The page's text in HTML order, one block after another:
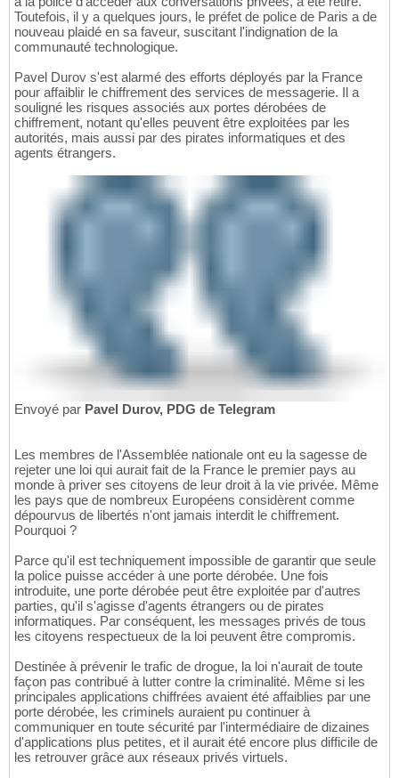
Toutefois, il y a quelques jours, le préfet de police de Paris a de
nouveau plaidé en sa faveur, suscitant l'indignation de la
communauté technologique.
Pavel Durov s'est alarmé des efforts déployés par la France
pour affaiblir le chiffrement des services de messagerie. Il a
souligné les risques associés aux portes dérobées de
chiffrement, notant qu'elles peuvent être exploitées par les
autorités, mais aussi par des pirates informatiques et des
agents étrangers.
Envoyé par Pavel Durov, PDG de Telegram
Les membres de l'Assemblée nationale ont eu la sagesse de
rejeter une loi qui aurait fait de la France le premier pays au
monde à priver ses citoyens de leur droit à la vie privée. Même
les pays que de nombreux Européens considèrent comme
dépourvus de libertés n'ont jamais interdit le chiffrement.
Pourquoi ?
Parce qu'il est techniquement impossible de garantir que seule
la police puisse accéder à une porte dérobée. Une fois
introduite, une porte dérobée peut être exploitée par d'autres
parties, qu'il s'agisse d'agents étrangers ou de pirates
informatiques. Par conséquent, les messages privés de tous
les citoyens respectueux de la loi peuvent être compromis.
Destinée à prévenir le trafic de drogue, la loi n'aurait de toute
façon pas contribué à lutter contre la criminalité. Même si les
principales applications chiffrées avaient été affaiblies par une
porte dérobée, les criminels auraient pu continuer à
communiquer en toute sécurité par l'intermédiaire de dizaines
d'applications plus petites, et il aurait été encore plus difficile de
les retrouver grâce aux réseaux privés virtuels.